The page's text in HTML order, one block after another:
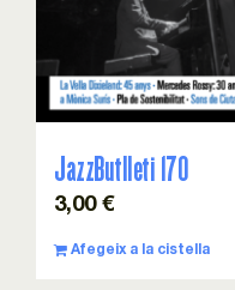
JazzButlleti 170
3,00 €
Afegeix a la cistella